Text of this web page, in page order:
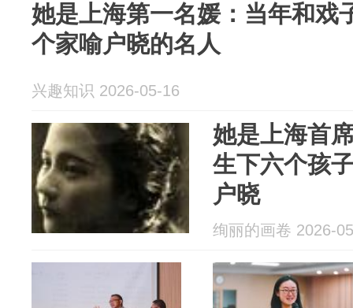
她是上海第一名媛：当年和戏
个家喻户晓的名人
兴趣知识 2026-05-16
她是上海首
生下六个孩
户晓
绚丽的画卷 2026-